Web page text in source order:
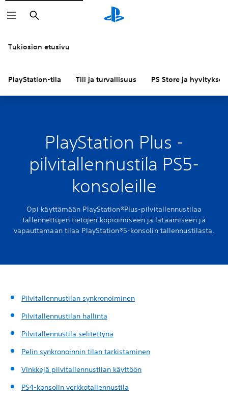
Haku
Tukiosion etusivu
PlayStation-tila Tili ja turvallisuus PS Store ja hyvitykset
PlayStation Plus -
pilvitallennustila PS5-
konsoleille
Opi käyttämään PlayStation®Plus-pilvitallennustilaa
tallennettujen tietojen kopioimiseen ja lataamiseen ja
vapauttamaan tilaa PlayStation®5-konsolin tallennustilasta.
Pilvitallennustilan synkronoiminen
Pilvitallennustilan hallinta
Pilvitallennustila selitettynä
Pelin synkronoinnin tilan tarkistaminen
Vinkkejä pilvitallennustilan käyttöön
PS4-konsolin verkkotallennustila